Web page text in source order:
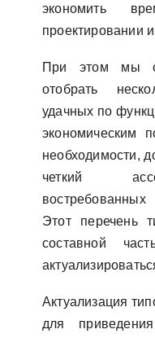
экономить
проектировании
При этом мы
отобрать
удачных по
экономическим
необходимости,
четкий
Этот перечень
составной
Актуализация
для